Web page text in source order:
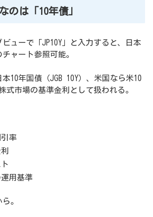
のは「10年債」
ューで「JP10Y」と入力すると、日本
ャート参照可能。
10年国債（JGB 10Y）、米国なら米10
式市場の基準金利として扱われる。
率
用基準
。